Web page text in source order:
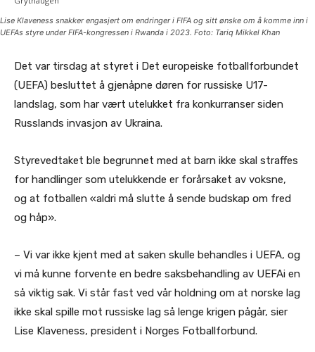
Lise Klaveness snakker engasjert om endringer i FIFA og sitt ønske om å komme inn i
UEFAs styre under FIFA-kongressen i Rwanda i 2023. Foto: Tariq Mikkel Khan
Det var tirsdag at styret i Det europeiske fotballforbundet
(UEFA) besluttet å gjenåpne døren for russiske U17-
landslag, som har vært utelukket fra konkurranser siden
Russlands invasjon av Ukraina.
Styrevedtaket ble begrunnet med at barn ikke skal straffes
for handlinger som utelukkende er forårsaket av voksne,
og at fotballen «aldri må slutte å sende budskap om fred
og håp».
– Vi var ikke kjent med at saken skulle behandles i UEFA, og
vi må kunne forvente en bedre saksbehandling av UEFAi en
så viktig sak. Vi står fast ved vår holdning om at norske lag
ikke skal spille mot russiske lag så lenge krigen pågår, sier
Lise Klaveness, president i Norges Fotballforbund.